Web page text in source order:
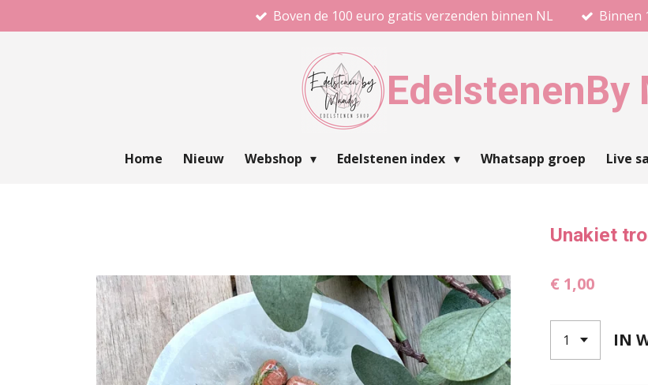
direct
Boven de 100 euro gratis verzenden binnen NL Binnen
EdelstenenBy
Home Nieuw Webshop Edelstenen index Whatsapp groep Live
Unakiet
€ 1,00
IN